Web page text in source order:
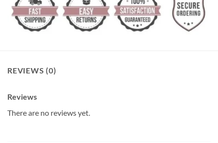
REVIEWS (0)
Reviews
There are no reviews yet.